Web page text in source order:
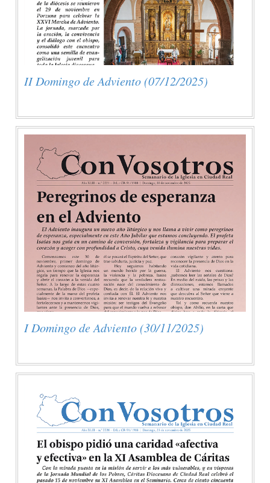
II Domingo de Adviento (07/12/2025)
I Domingo de Adviento (30/11/2025)